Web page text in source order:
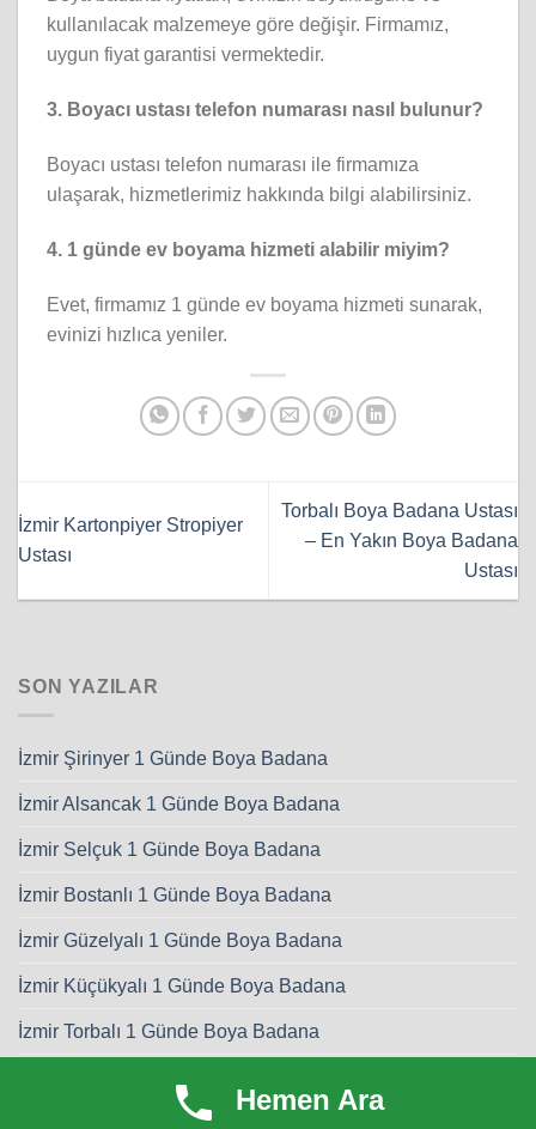
kullanılacak malzemeye göre değişir. Firmamız,
uygun fiyat garantisi vermektedir.
3. Boyacı ustası telefon numarası nasıl bulunur?
Boyacı ustası telefon numarası ile firmamıza
ulaşarak, hizmetlerimiz hakkında bilgi alabilirsiniz.
4. 1 günde ev boyama hizmeti alabilir miyim?
Evet, firmamız 1 günde ev boyama hizmeti sunarak,
evinizi hızlıca yeniler.
İzmir Kartonpiyer Stropiyer
Ustası
Torbalı Boya Badana Ustası
– En Yakın Boya Badana
Ustası
SON YAZILAR
İzmir Şirinyer 1 Günde Boya Badana
İzmir Alsancak 1 Günde Boya Badana
İzmir Selçuk 1 Günde Boya Badana
İzmir Bostanlı 1 Günde Boya Badana
İzmir Güzelyalı 1 Günde Boya Badana
İzmir Küçükyalı 1 Günde Boya Badana
İzmir Torbalı 1 Günde Boya Badana
İzmir Tire 1 Günde Boya Badana
Hemen Ara